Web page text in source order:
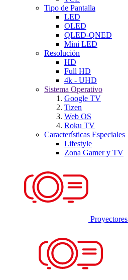
Tipo de Pantalla
LED
OLED
QLED-QNED
Mini LED
Resolución
HD
Full HD
4k - UHD
Sistema Operativo
Google TV
Tizen
Web OS
Roku TV
Características Especiales
Lifestyle
Zona Gamer y TV
Proyectores